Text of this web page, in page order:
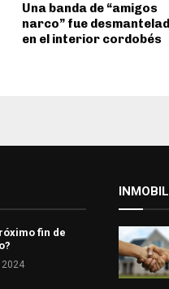
Una banda de “amigos
narco” fue
en el interior cordobés
fin de
2024